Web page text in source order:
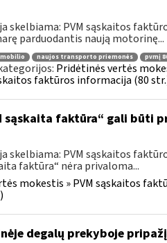
skelbiama: PVM sąskaitos
parduodantis naują motorinę...
naujos transporto priemonės pvmį
Pridėtinės vertės
faktūros informacija (80
faktūra“ gali būti
skelbiama: PVM sąskaitos
faktūra“ nėra privaloma...
mokestis » PVM sąskaitos
degalų prekyboje